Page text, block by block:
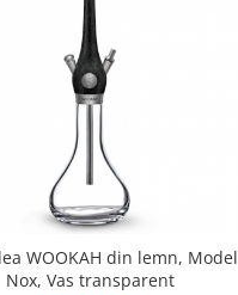
WOOKAH din lemn, Model
Nox, Vas transparent